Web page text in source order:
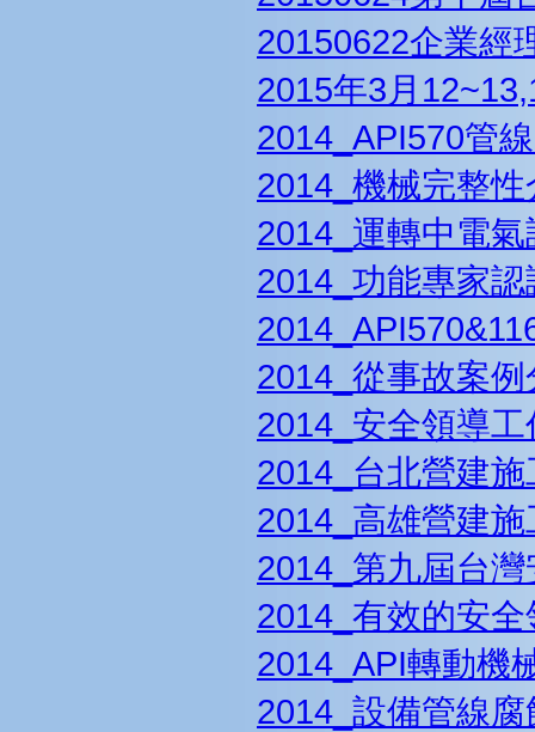
20150622企業經
2015年3月
2014_API570管
2014_機械完整
2014_運轉中電
2014_功能專家
2014_從事故案
2014_安全領導
2014_台北營建
2014_高雄營建
2014_第九屆台
2014_有效的安
2014_API轉動機
2014_設備管線